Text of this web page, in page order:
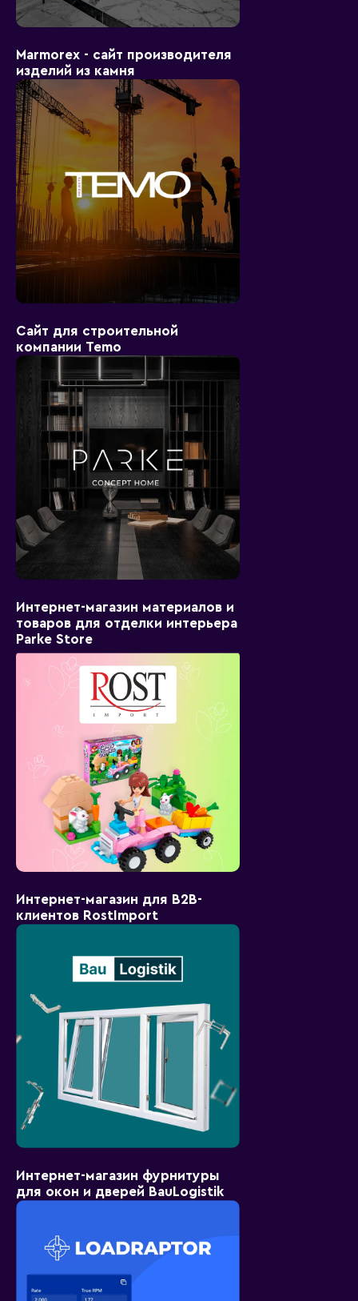
Marmorex - сайт производителя
изделий из камня
Сайт для строительной
компании Temo
Интернет-магазин материалов и
товаров для отделки интерьера
Parke Store
Интернет-магазин для B2B-
клиентов RostImport
Интернет-магазин фурнитуры
для окон и дверей BauLogistik